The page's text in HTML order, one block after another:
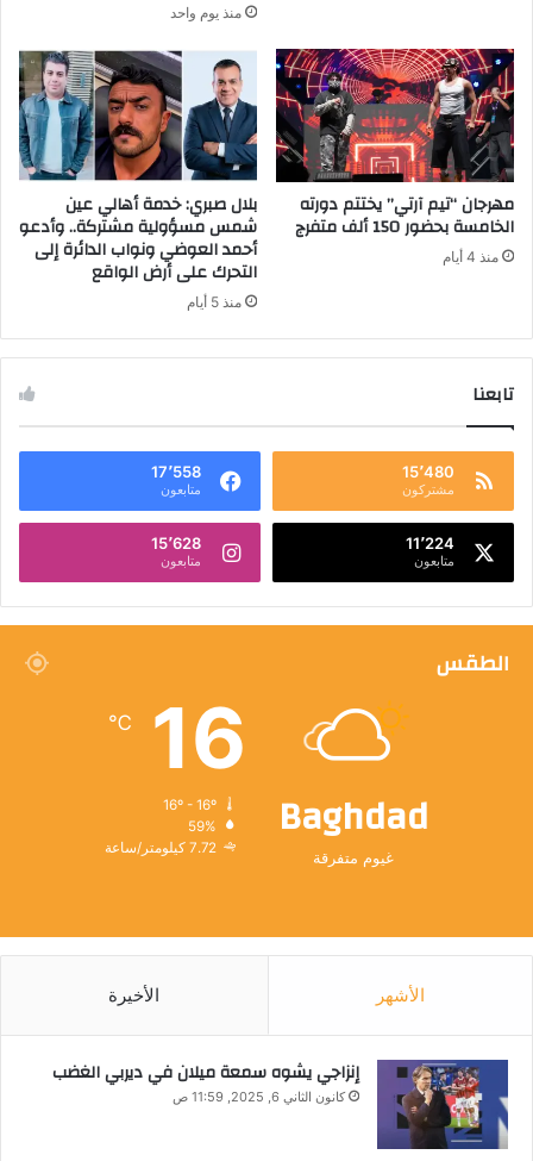
منذ يوم واحد
مهرجان “تيم آرتي” يختتم دورته
الخامسة بحضور 150 ألف متفرج
منذ 4 أيام
بلال صبري: خدمة أهالي عين
شمس مسؤولية مشتركة.. وأدعو
أحمد العوضي ونواب الدائرة إلى
التحرك على أرض الواقع
منذ 5 أيام
تابعنا
15٬480
مشتركون
17٬558
متابعون
11٬224
متابعون
15٬628
متابعون
الطقس
Baghdad
غيوم متفرقة
16
℃
59%
7.72 كيلومتر/ساعة
الأشهر الأخيرة
إنزاجي يشوه سمعة ميلان في ديربي الغضب
كانون الثاني 6, 2025, 11:59 ص